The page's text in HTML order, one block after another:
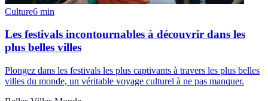
Culture6 min
Les festivals incontournables à découvrir dans les
plus belles villes
Plongez dans les festivals les plus captivants à travers les plus belles
villes du monde, un véritable voyage culturel à ne pas manquer.